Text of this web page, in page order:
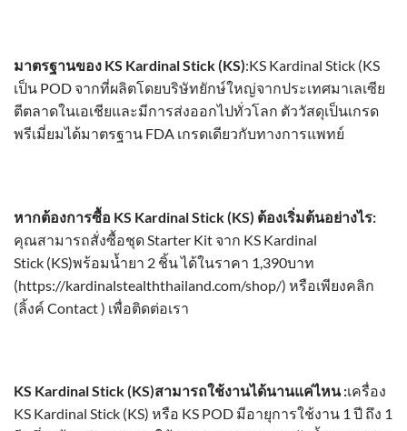
มาตรฐานของ KS Kardinal Stick(KS):KS Kardinal Stick (KS
เป็น POD จากที่ผลิตโดยบริษัทยักษ์ใหญ่จากประเทศมาเลเซีย
ตีตลาดในเอเชียและมีการส่งออกไปทั่วโลก ตัววัสดุเป็นเกรด
พรีเมี่ยมได้มาตรฐาน FDA เกรดเดียวกับทางการแพทย์
หากต้องการซื้อ KS Kardinal Stick(KS) ต้องเริ่มต้นอย่างไร:
คุณสามารถสั่งซื้อชุด Starter Kit จาก KS Kardinal
Stick (KS)พร้อมน้ำยา 2 ชิ้น ได้ในราคา 1,390บาท
(https://kardinalstealththailand.com/shop/) หรือเพียงคลิก
(ลิ้งค์ Contact ) เพื่อติดต่อเรา
KS Kardinal Stick(KS)สามารถใช้งานได้นานแค่ไหน :เครื่อง
KS Kardinal Stick (KS) หรือ KS POD มีอายุการใช้งาน 1 ปี ถึง 1